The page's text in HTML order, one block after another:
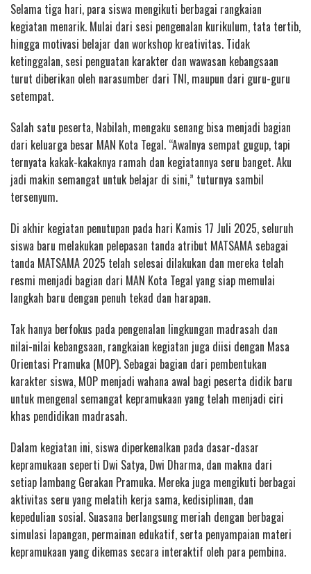
Selama tiga hari, para siswa mengikuti berbagai rangkaian
kegiatan menarik. Mulai dari sesi pengenalan kurikulum, tata tertib,
hingga motivasi belajar dan workshop kreativitas. Tidak
ketinggalan, sesi penguatan karakter dan wawasan kebangsaan
turut diberikan oleh narasumber dari TNI, maupun dari guru-guru
setempat.
Salah satu peserta, Nabilah, mengaku senang bisa menjadi bagian
dari keluarga besar MAN Kota Tegal. “Awalnya sempat gugup, tapi
ternyata kakak-kakaknya ramah dan kegiatannya seru banget. Aku
jadi makin semangat untuk belajar di sini,” tuturnya sambil
tersenyum.
Di akhir kegiatan penutupan pada hari Kamis 17 Juli 2025, seluruh
siswa baru melakukan pelepasan tanda atribut MATSAMA sebagai
tanda MATSAMA 2025 telah selesai dilakukan dan mereka telah
resmi menjadi bagian dari MAN Kota Tegal yang siap memulai
langkah baru dengan penuh tekad dan harapan.
Tak hanya berfokus pada pengenalan lingkungan madrasah dan
nilai-nilai kebangsaan, rangkaian kegiatan juga diisi dengan Masa
Orientasi Pramuka (MOP). Sebagai bagian dari pembentukan
karakter siswa, MOP menjadi wahana awal bagi peserta didik baru
untuk mengenal semangat kepramukaan yang telah menjadi ciri
khas pendidikan madrasah.
Dalam kegiatan ini, siswa diperkenalkan pada dasar-dasar
kepramukaan seperti Dwi Satya, Dwi Dharma, dan makna dari
setiap lambang Gerakan Pramuka. Mereka juga mengikuti berbagai
aktivitas seru yang melatih kerja sama, kedisiplinan, dan
kepedulian sosial. Suasana berlangsung meriah dengan berbagai
simulasi lapangan, permainan edukatif, serta penyampaian materi
kepramukaan yang dikemas secara interaktif oleh para pembina.